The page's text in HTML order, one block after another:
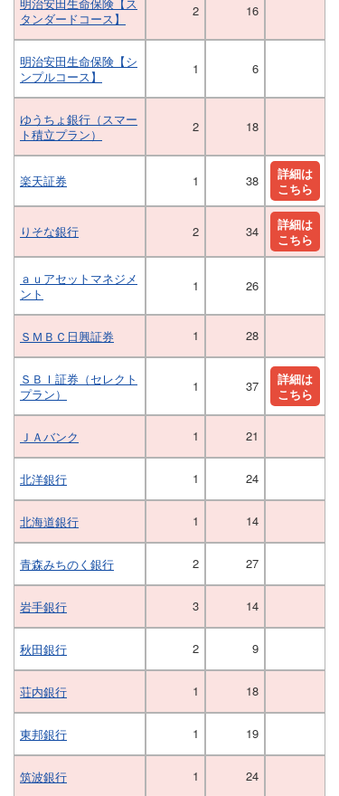
明治安田生命保険【ス
タンダードコース】
2 16
明治安田生命保険【シ
ンプルコース】
1 6
ゆうちょ銀行（スマー
ト積立プラン）
2 18
楽天証券 1 38
詳細は
こちら
りそな銀行 2 34
詳細は
こちら
ａｕアセットマネジメ
ント
1 26
ＳＭＢＣ日興証券 1 28
ＳＢＩ証券（セレクト
プラン）
1 37
詳細は
こちら
ＪＡバンク 1 21
北洋銀行 1 24
北海道銀行 1 14
青森みちのく銀行 2 27
岩手銀行 3 14
秋田銀行 2 9
荘内銀行 1 18
東邦銀行 1 19
筑波銀行 1 24